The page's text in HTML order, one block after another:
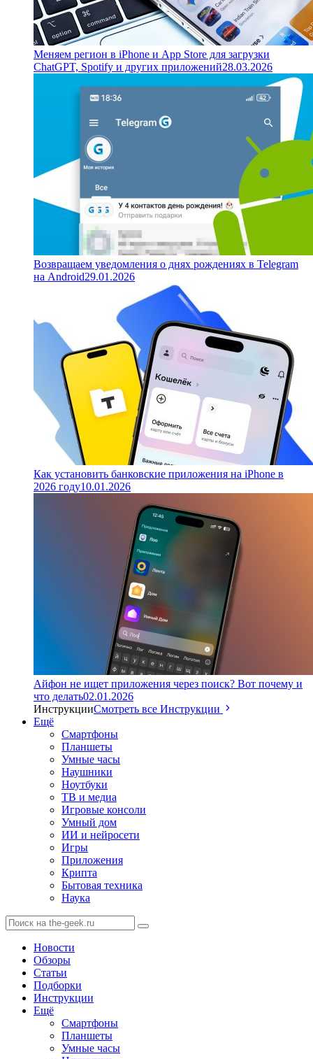
Меняем регион в iPhone и App Store для загрузки
ChatGPT, Spotify и других приложений28.03.2026
Возвращаем уведомления о днях рождениях в Telegram
на Android29.01.2026
Как установить банковские приложения на iPhone в
2026 году10.01.2026
Айфон не ищет приложения через поиск? Вот почему и
что делать02.01.2026
ИнструкцииСмотреть все Инструкции
Ещё
Смартфоны
Планшеты
Умные часы
Наушники
Ноутбуки
ТВ и медиа
Игровые консоли
Умный дом
ИИ и нейросети
Игры
Приложения
Крипта
Бытовая техника
Наука
Новости
Обзоры
Статьи
Подборки
Инструкции
Ещё
Смартфоны
Планшеты
Умные часы